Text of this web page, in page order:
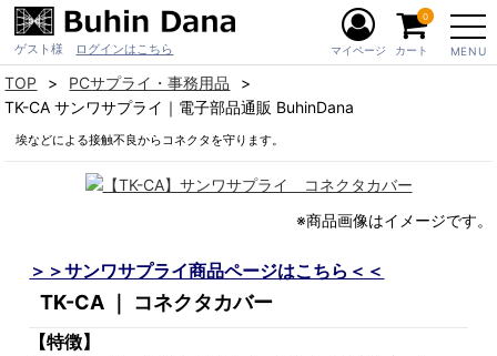
ゲスト様 ログインはこちら MENU
マイページ カート
0
TOP
PCサプライ・事務用品
TK-CA サンワサプライ｜電子部品通販 BuhinDana
埃などによる接触不良からコネクタを守ります。
※商品画像はイメージです。
＞＞サンワサプライ商品ページはこちら＜＜
TK-CA ｜ コネクタカバー
【特徴】